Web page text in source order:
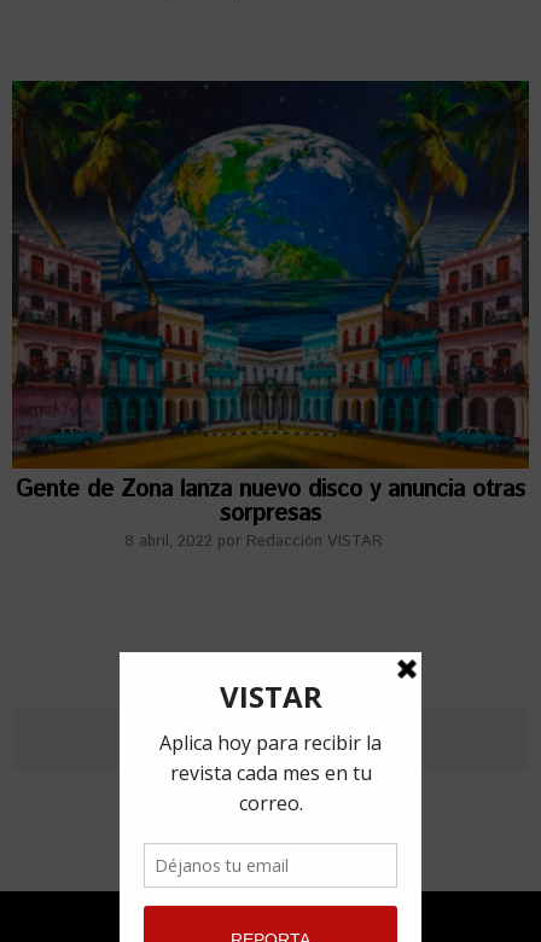
Gente de Zona lanza nuevo disco y anuncia otras
sorpresas
8 abril, 2022 por Redacción VISTAR
ANTERIORES